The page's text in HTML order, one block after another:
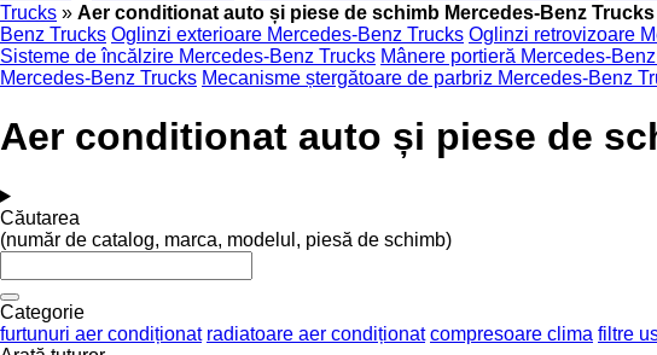
Trucks » Aer conditionat auto și piese de schimb Mercedes-Benz Trucks
Benz Trucks Oglinzi exterioare Mercedes-Benz Trucks Oglinzi retrovizoare
Sisteme de încălzire Mercedes-Benz Trucks Mânere portieră Mercedes-
Mercedes-Benz Trucks Mecanisme ștergătoare de parbriz Mercedes-Benz
Aer conditionat auto și piese de
Căutarea
(număr de catalog, marca, modelul, piesă de schimb)
Categorie
furtunuri aer condiționat radiatoare aer condiționat compresoare clima filtre